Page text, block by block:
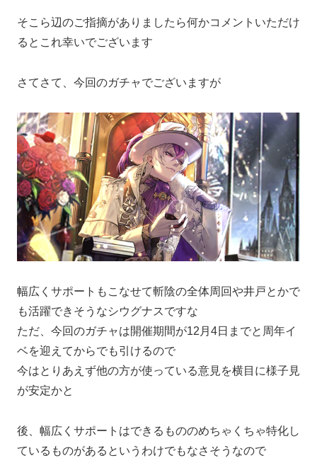
そこら辺のご指摘がありましたら何かコメントいただけ
るとこれ幸いでございます
さてさて、今回のガチャでございますが
幅広くサポートもこなせて斬陰の全体周回や井戸とかで
も活躍できそうなシウグナスですな
ただ、今回のガチャは開催期間が12月4日までと周年イ
ベを迎えてからでも引けるので
今はとりあえず他の方が使っている意見を横目に様子見
が安定かと
後、幅広くサポートはできるもののめちゃくちゃ特化し
ているものがあるというわけでもなさそうなので